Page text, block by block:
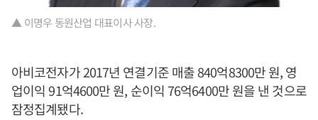
▲ 이명우 동원산업 대표이사 사장.
아비코전자가 2017년 연결기준 매출 840억8300만 원, 영
업이익 91억4600만 원, 순이익 76억6400만 원을 낸 것으로
잠정집계됐다.